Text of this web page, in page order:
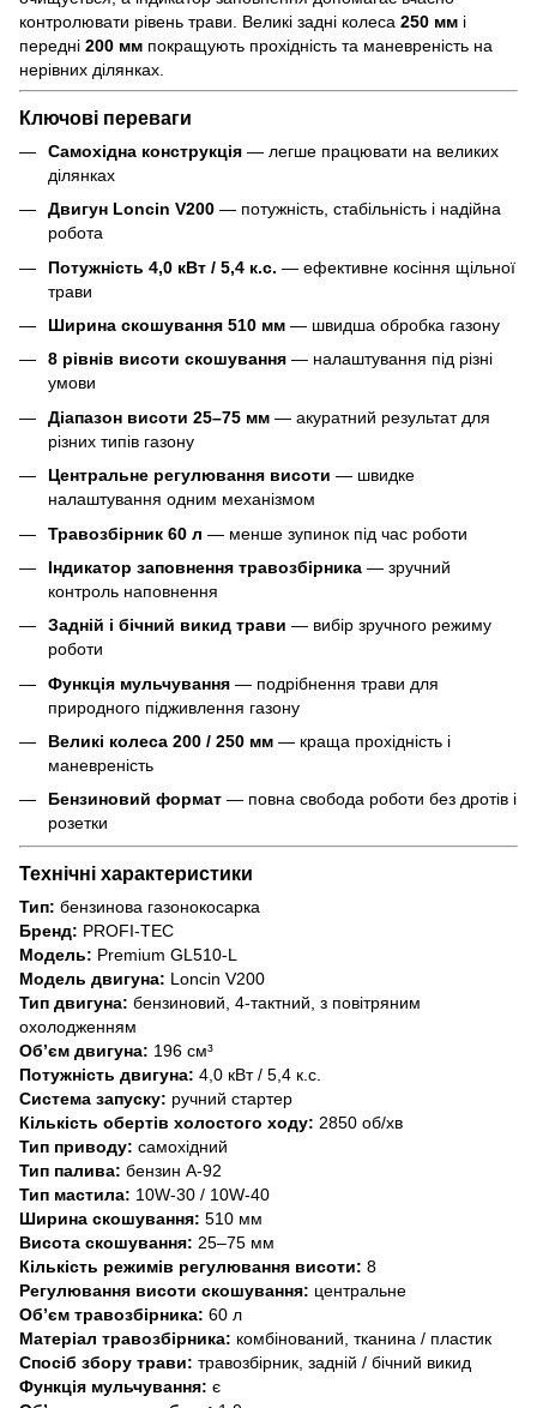
контролювати рівень трави. Великі задні колеса 250 мм і
передні 200 мм покращують прохідність та маневреність на
нерівних ділянках.
Ключові переваги
Самохідна конструкція — легше працювати на великих
ділянках
Двигун Loncin V200 — потужність, стабільність і надійна
робота
Потужність 4,0 кВт / 5,4 к.с. — ефективне косіння щільної
трави
Ширина скошування 510 мм — швидша обробка газону
8 рівнів висоти скошування — налаштування під різні
умови
Діапазон висоти 25–75 мм — акуратний результат для
різних типів газону
Центральне регулювання висоти — швидке
налаштування одним механізмом
Травозбірник 60 л — менше зупинок під час роботи
Індикатор заповнення травозбірника — зручний
контроль наповнення
Задній і бічний викид трави — вибір зручного режиму
роботи
Функція мульчування — подрібнення трави для
природного підживлення газону
Великі колеса 200 / 250 мм — краща прохідність і
маневреність
Бензиновий формат — повна свобода роботи без дротів і
розетки
Технічні характеристики
Тип: бензинова газонокосарка
Бренд: PROFI-TEC
Модель: Premium GL510-L
Модель двигуна: Loncin V200
Тип двигуна: бензиновий, 4-тактний, з повітряним
охолодженням
Об’єм двигуна: 196 см³
Потужність двигуна: 4,0 кВт / 5,4 к.с.
Система запуску: ручний стартер
Кількість обертів холостого ходу: 2850 об/хв
Тип приводу: самохідний
Тип палива: бензин А-92
Тип мастила: 10W-30 / 10W-40
Ширина скошування: 510 мм
Висота скошування: 25–75 мм
Кількість режимів регулювання висоти: 8
Регулювання висоти скошування: центральне
Об’єм травозбірника: 60 л
Матеріал травозбірника: комбінований, тканина / пластик
Спосіб збору трави: травозбірник, задній / бічний викид
Функція мульчування: є